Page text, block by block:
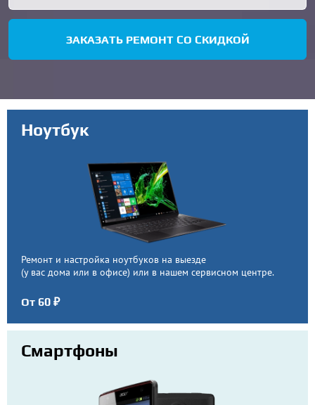
ЗАКАЗАТЬ РЕМОНТ СО СКИДКОЙ
Ноутбук
Ремонт и настройка ноутбуков на выезде
(у вас дома или в офисе) или в нашем сервисном центре.
От 60 ₽
Смартфоны